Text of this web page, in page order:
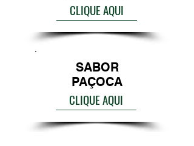
CLIQUE AQUI
SABOR
PAÇOCA
CLIQUE AQUI